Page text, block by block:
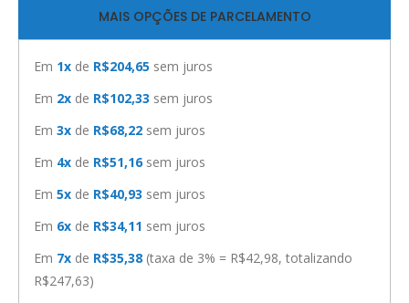
MAIS OPÇÕES DE PARCELAMENTO
Em 1x de R$204,65 sem juros
Em 2x de R$102,33 sem juros
Em 3x de R$68,22 sem juros
Em 4x de R$51,16 sem juros
Em 5x de R$40,93 sem juros
Em 6x de R$34,11 sem juros
Em 7x de R$35,38 (taxa de 3% = R$42,98, totalizando
R$247,63)